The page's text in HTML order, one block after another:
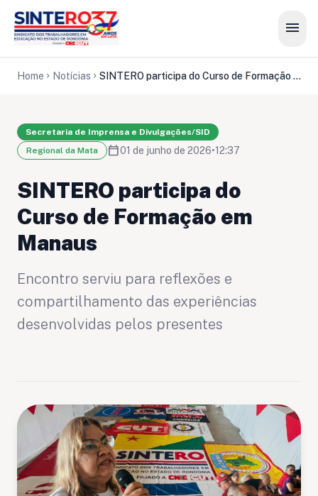
menu
Home chevron_right Notícias chevron_right SINTERO participa do Curso de Formação em Manaus
Secretaria de Imprensa e Divulgações/SID
Regional da Mata
calendar_today01 de junho de 2026•12:37
SINTERO participa do
Curso de Formação em
Manaus
Encontro serviu para reflexões e
compartilhamento das experiências
desenvolvidas pelos presentes